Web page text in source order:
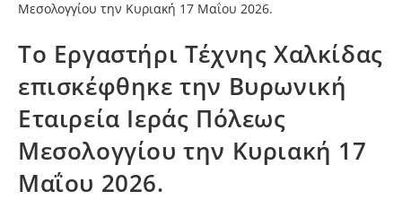
Το Εργαστήρι Τέχνης Χαλκίδας
επισκέφθηκε την Βυρωνική
Εταιρεία Ιεράς Πόλεως
Μεσολογγίου την Κυριακή 17
Μαΐου 2026.